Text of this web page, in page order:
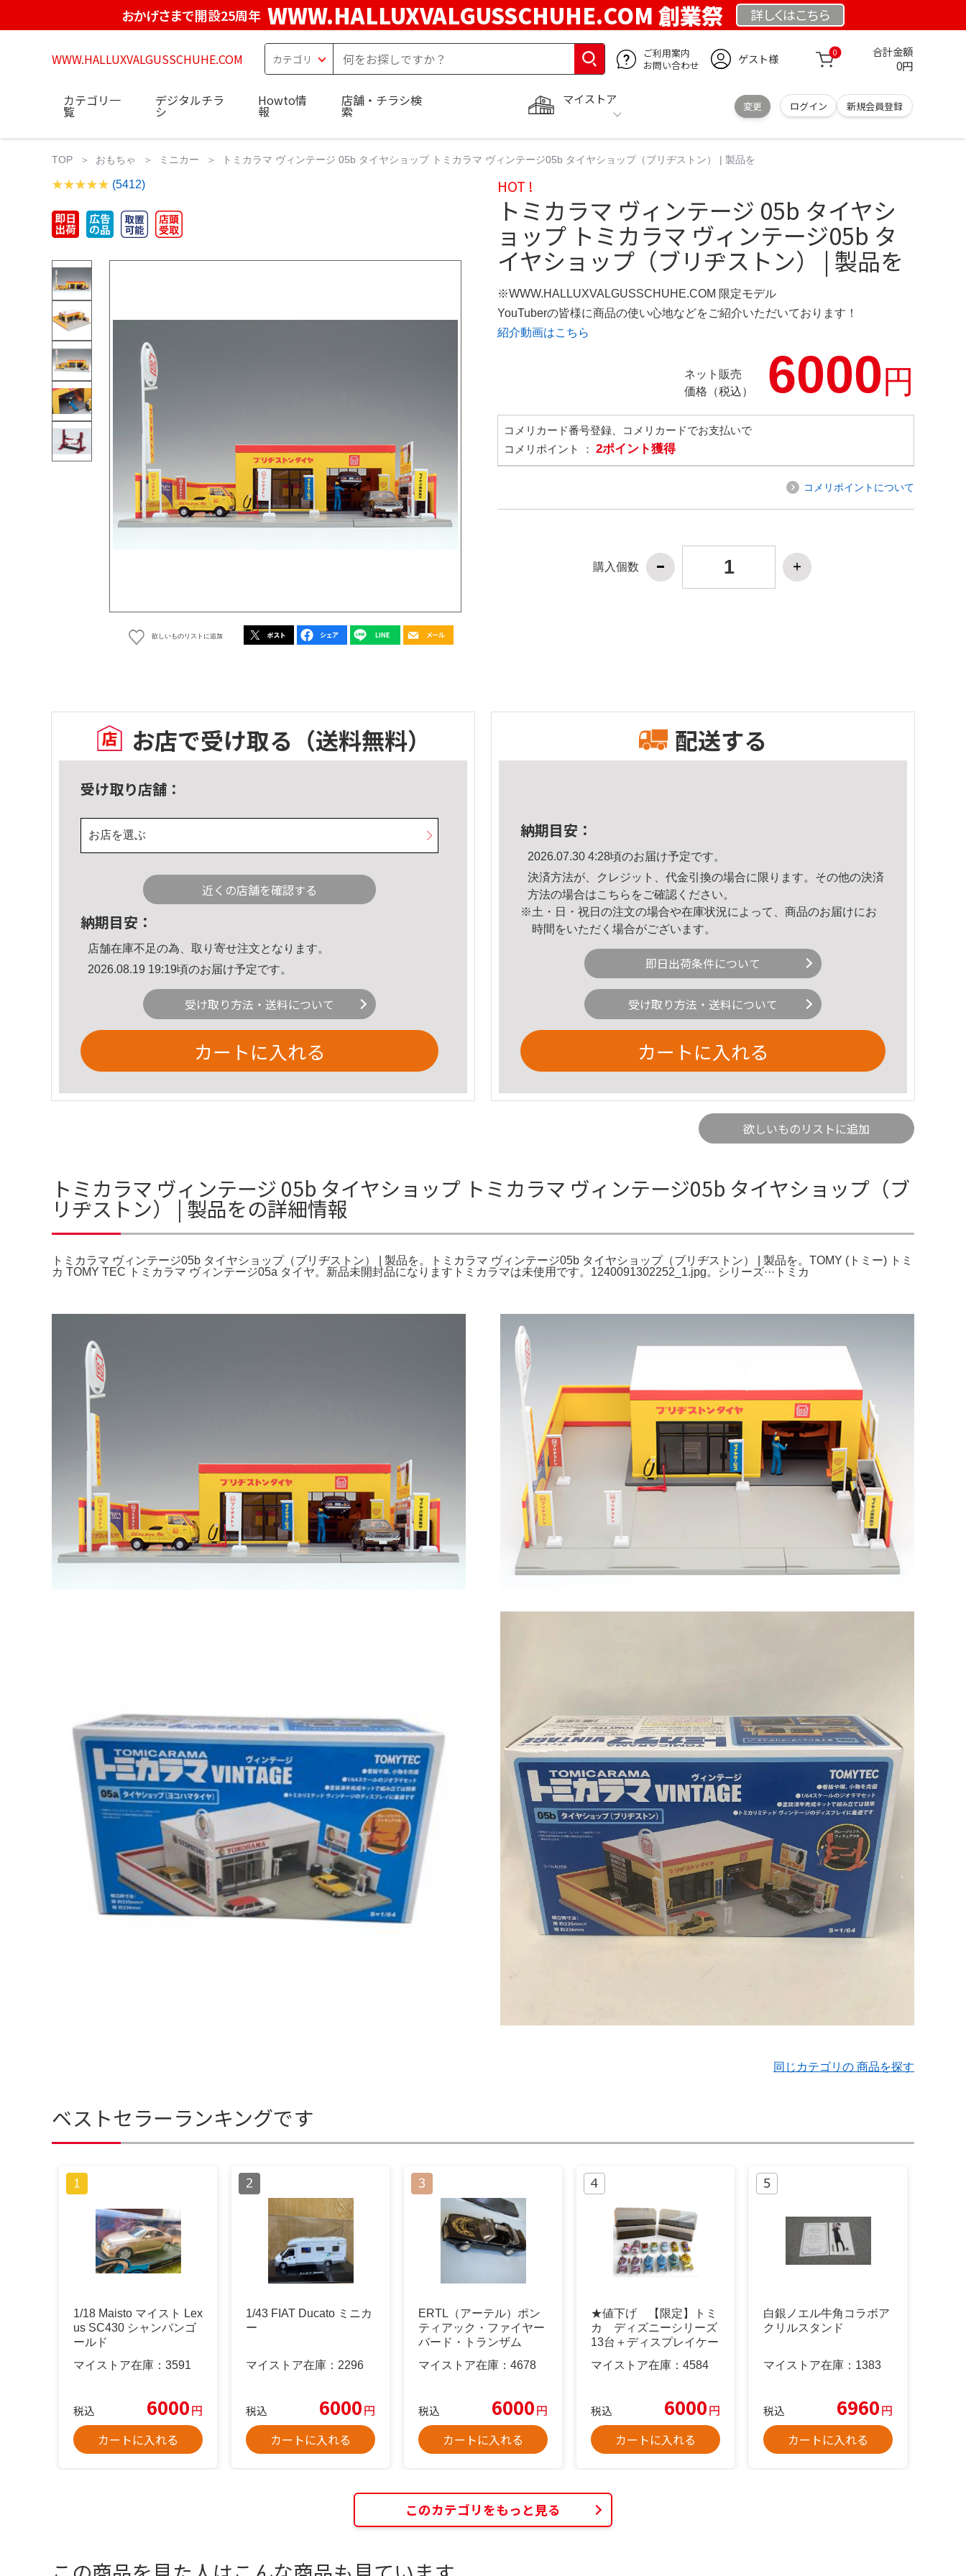
おかげさまで開設25周年 WWW.HALLUXVALGUSSCHUHE.COM 創業祭 詳しくはこちら
WWW.HALLUXVALGUSSCHUHE.COM
ご利用案内
お問い合わせ
ゲスト様 0 合計金額
0円
マイストア
変更 ログイン 新規会員登録
カテゴリ一
覧
デジタルチラ
シ
Howto情
報
店舗・チラシ検
索
TOP おもちゃ ミニカー トミカラマ ヴィンテージ 05b タイヤショップ トミカラマ ヴィンテージ05b タイヤショップ（ブリヂストン） | 製品を
(5412)
欲しいものリストに追加
HOT !
トミカラマ ヴィンテージ 05b タイヤシ
ョップ トミカラマ ヴィンテージ05b タ
イヤショップ（ブリヂストン） | 製品を
※WWW.HALLUXVALGUSSCHUHE.COM 限定モデル
YouTuberの皆様に商品の使い心地などをご紹介いただいております！
紹介動画はこちら
ネット販売
価格（税込）
6000円
コメリカード番号登録、コメリカードでお支払いで
コメリポイント ： 2ポイント獲得
コメリポイントについて
購入個数
お店で受け取る （送料無料）
受け取り店舗：
お店を選ぶ
近くの店舗を確認する
納期目安：
店舗在庫不足の為、取り寄せ注文となります。
2026.08.19 19:19頃のお届け予定です。
受け取り方法・送料について
カートに入れる
配送する
納期目安：
2026.07.30 4:28頃のお届け予定です。
決済方法が、クレジット、代金引換の場合に限ります。その他の決済
方法の場合はこちら をご確認ください。
※土・日・祝日の注文の場合や在庫状況によって、商品のお届けにお
時間をいただく場合がございます。
即日出荷条件について
受け取り方法・送料について
カートに入れる
欲しいものリストに追加
トミカラマ ヴィンテージ 05b タイヤショップ トミカラマ ヴィンテージ05b タイヤショップ（ブ
リヂストン） | 製品をの詳細情報
トミカラマ ヴィンテージ05b タイヤショップ（ブリヂストン） | 製品を。トミカラマ ヴィンテージ05b タイヤショップ（ブリヂストン） | 製品を。TOMY (トミー) トミ
カ TOMY TEC トミカラマ ヴィンテージ05a タイヤ。新品未開封品になりますトミカラマは未使用です。1240091302252_1.jpg。シリーズ···トミカ
同じカテゴリの 商品を探す
ベストセラーランキングです
1/18 Maisto マイスト Lex
us SC430 シャンパンゴ
ールド
マイストア在庫： 3591
税込 6000円
カートに入れる
1/43 FIAT Ducato ミニカ
ー
マイストア在庫： 2296
税込 6000円
カートに入れる
ERTL（アーテル）ポン
ティアック・ファイヤー
バード・トランザム
マイストア在庫： 4678
税込 6000円
カートに入れる
★値下げ 【限定】トミ
カ ディズニーシリーズ
13台＋ディスプレイケー
マイストア在庫： 4584
税込 6000円
カートに入れる
白銀ノエル牛角コラボア
クリルスタンド
マイストア在庫： 1383
税込 6960円
カートに入れる
このカテゴリをもっと見る